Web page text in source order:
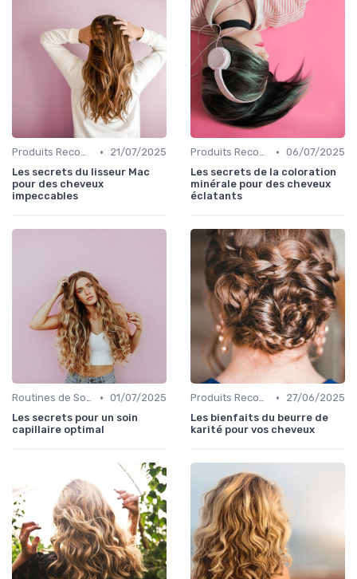
Produits Recommandés •
21/07/2025
Les secrets du lisseur Mac
pour des cheveux
impeccables
Produits Recommandés • 06/07/2025
Les secrets de la coloration
minérale pour des cheveux
éclatants
Routines de Soins Capillaires • 01/07/2025
Les secrets pour un soin
capillaire optimal
Produits Recommandés •
27/06/2025
Les bienfaits du beurre de
karité pour vos cheveux